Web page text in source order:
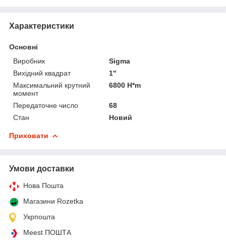
Характеристики
Основні
Виробник
Sigma
Вихідний квадрат
1"
Максимальний крутний
момент
6800 H*m
Передаточне число
68
Стан
Новий
Приховати
Умови доставки
Нова Пошта
Магазини Rozetka
Укрпошта
Meest ПОШТА